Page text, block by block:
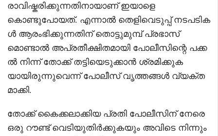
രാവിഷ്കരിക്കുന്നതിനായാണ് ഇയാളെ
കൊണ്ടുപോയത്. എന്നാൽ തെളിവെടുപ്പ് നടപടിക
ൾ ആരംഭിക്കുന്നതിന് തൊട്ടുമുമ്പ് പ്രഭാസ്
മൊണ്ടാൽ അപ്രതീക്ഷിതമായി പോലീസിന്റെ പക്ക
ൽ നിന്ന് തോക്ക് തട്ടിയെടുക്കാൻ ശ്രമിക്കുക
യായിരുന്നുവെന്ന് പോലീസ് വൃത്തങ്ങൾ വ്യക്ത
മാക്കി.
തോക്ക് കൈക്കലാക്കിയ പ്രതി പോലീസിന് നേരെ
ഒരു റൗണ്ട് വെടിയുതിർക്കുകയും അവിടെ നിന്നും